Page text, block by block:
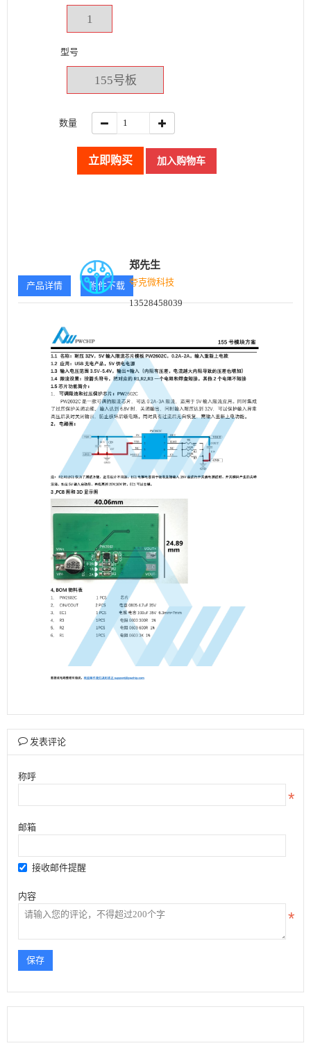
1
型号
155号板
数量
立即购买 加入购物车
郑先生
夸克微科技
13528458039
产品详情 附件下载
发表评论
称呼
邮箱
接收邮件提醒
内容